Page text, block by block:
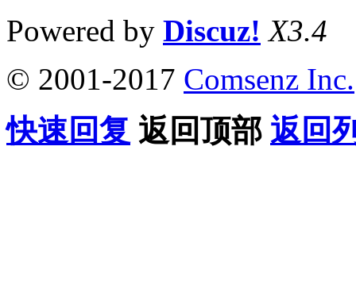
Powered by Discuz! X3.4
© 2001-2017 Comsenz Inc.
快速回复 返回顶部 返回